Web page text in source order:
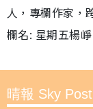
人，專欄作家，
欄名: 星期五楊崢
晴報 Sky Post